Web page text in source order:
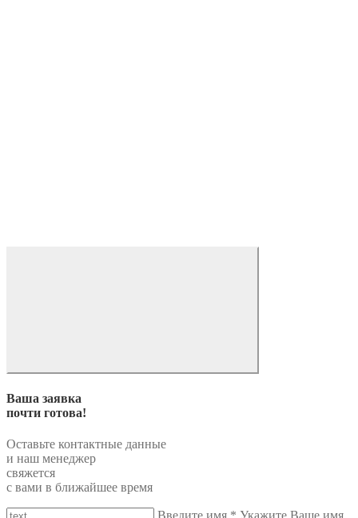
Ваша заявка
почти готова!
Оставьте контактные данные
и наш менеджер
свяжется
с вами в ближайшее время
Введите имя * Укажите Ваше имя